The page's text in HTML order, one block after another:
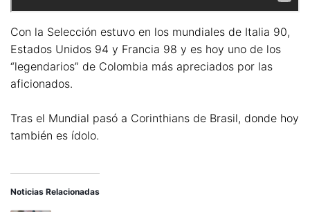
Con la Selección estuvo en los mundiales de Italia 90,
Estados Unidos 94 y Francia 98 y es hoy uno de los
“legendarios” de Colombia más apreciados por las
aficionados.
Tras el Mundial pasó a Corinthians de Brasil, donde hoy
también es ídolo.
Noticias Relacionadas